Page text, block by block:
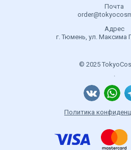
Почта
Адрес
г. Тюмень, ул. Максима
© 2025
.
Политика